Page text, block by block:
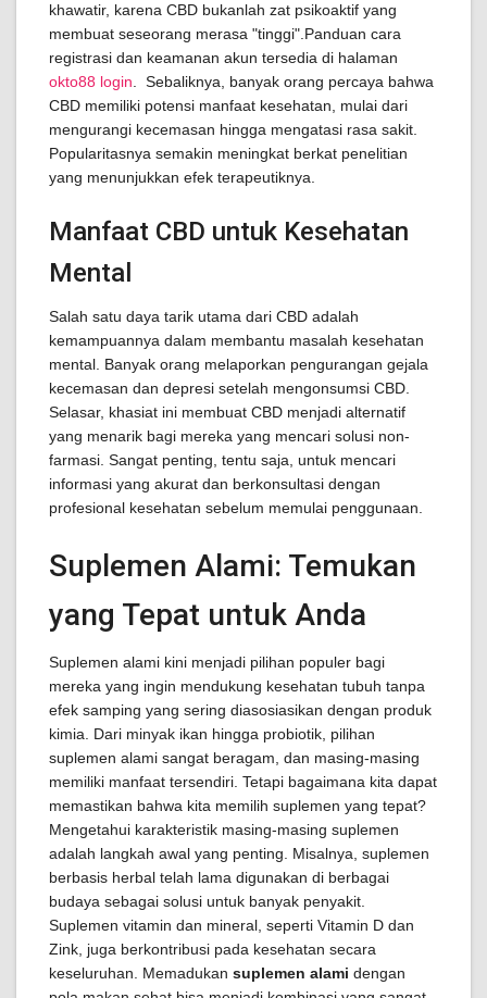
khawatir, karena CBD bukanlah zat psikoaktif yang
membuat seseorang merasa "tinggi".Panduan cara
registrasi dan keamanan akun tersedia di halaman
okto88 login . Sebaliknya, banyak orang percaya bahwa
CBD memiliki potensi manfaat kesehatan, mulai dari
mengurangi kecemasan hingga mengatasi rasa sakit.
Popularitasnya semakin meningkat berkat penelitian
yang menunjukkan efek terapeutiknya.
Manfaat CBD untuk Kesehatan
Mental
Salah satu daya tarik utama dari CBD adalah
kemampuannya dalam membantu masalah kesehatan
mental. Banyak orang melaporkan pengurangan gejala
kecemasan dan depresi setelah mengonsumsi CBD.
Selasar, khasiat ini membuat CBD menjadi alternatif
yang menarik bagi mereka yang mencari solusi non-
farmasi. Sangat penting, tentu saja, untuk mencari
informasi yang akurat dan berkonsultasi dengan
profesional kesehatan sebelum memulai penggunaan.
Suplemen Alami: Temukan
yang Tepat untuk Anda
Suplemen alami kini menjadi pilihan populer bagi
mereka yang ingin mendukung kesehatan tubuh tanpa
efek samping yang sering diasosiasikan dengan produk
kimia. Dari minyak ikan hingga probiotik, pilihan
suplemen alami sangat beragam, dan masing-masing
memiliki manfaat tersendiri. Tetapi bagaimana kita dapat
memastikan bahwa kita memilih suplemen yang tepat?
Mengetahui karakteristik masing-masing suplemen
adalah langkah awal yang penting. Misalnya, suplemen
berbasis herbal telah lama digunakan di berbagai
budaya sebagai solusi untuk banyak penyakit.
Suplemen vitamin dan mineral, seperti Vitamin D dan
Zink, juga berkontribusi pada kesehatan secara
keseluruhan. Memadukan suplemen alami dengan